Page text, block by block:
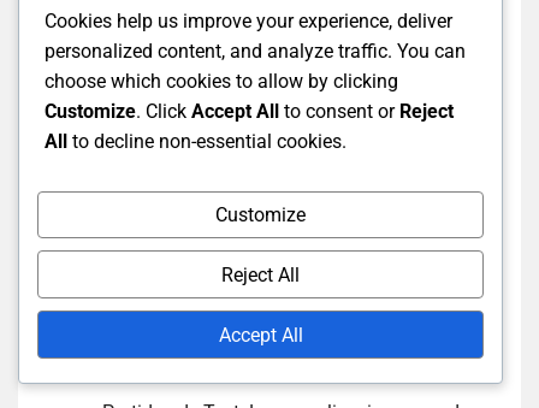
penalizaciones puede afectar la moral y la
estrategia del equipo, ya que los jugadores pueden
ajustar su enfoque para evitar infracciones.
En los ODIs y T20, el impacto directo de las
juego más rápidamente, ya que las carreras
deducidas del puntaje total pueden cambiar el
impulso. Por ejemplo, un equipo que pierde
carreras por una tasa de overs lenta en un ODI
puede encontrarse bajo presión, alterando su
estrategia de bateo.
Cookies help us improve your experience, deliver
personalized content, and analyze traffic. You can
choose which cookies to allow by clicking
Customize. Click Accept All to consent or Reject
All to decline non-essential cookies.
Customize
Reject All
Accept All